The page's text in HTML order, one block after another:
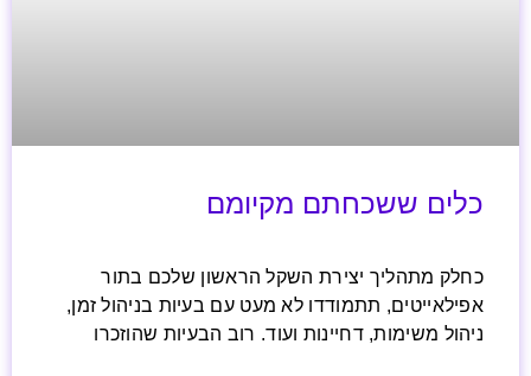
כלים ששכחתם מקיומם
כחלק מתהליך יצירת השקל הראשון שלכם בתור
אפילאייטים, תתמודדו לא מעט עם בעיות בניהול זמן,
ניהול משימות, דחיינות ועוד. רוב הבעיות שהוזכרו